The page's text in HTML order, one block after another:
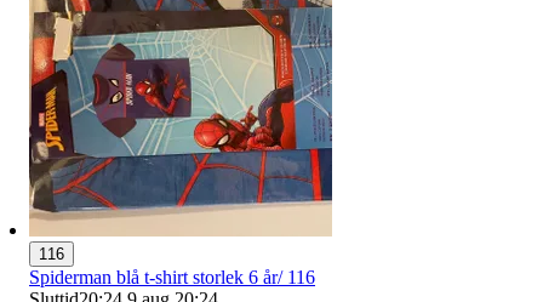
116
Spiderman blå t-shirt storlek 6 år/ 116